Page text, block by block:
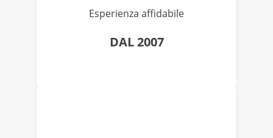
Esperienza affidabile
DAL 2007